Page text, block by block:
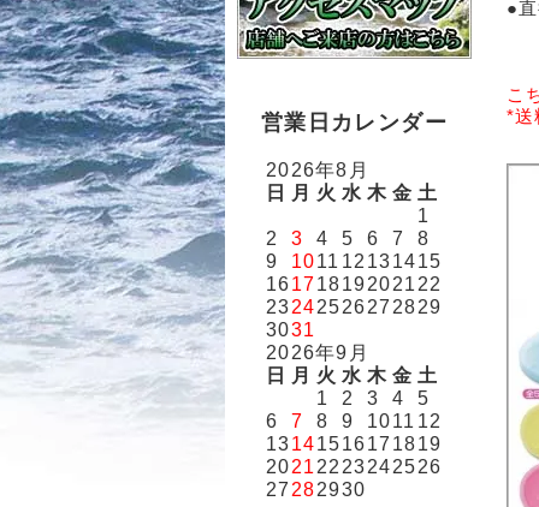
営業日カレンダー
2026年8月
日
月 火 水 木 金 土
1
2
3 4 5 6 7
8
9
1011 12 131415
161718192021 22
2324252627 2829
3031
2026年9月
日
月 火 水 木 金 土
1
2 3 4
5
6
7 8 9 1011 12
1314151617 1819
2021 22 23242526
27 282930
●
こ
*送